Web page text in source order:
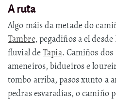
A ruta
Algo máis da metade do
Tambre, pegadiños a el
fluvial deTapia. Camiños dos
ameneiros, bidueiros e
tombo arriba, pasos xunto a
pedras esvaradías, o camiño